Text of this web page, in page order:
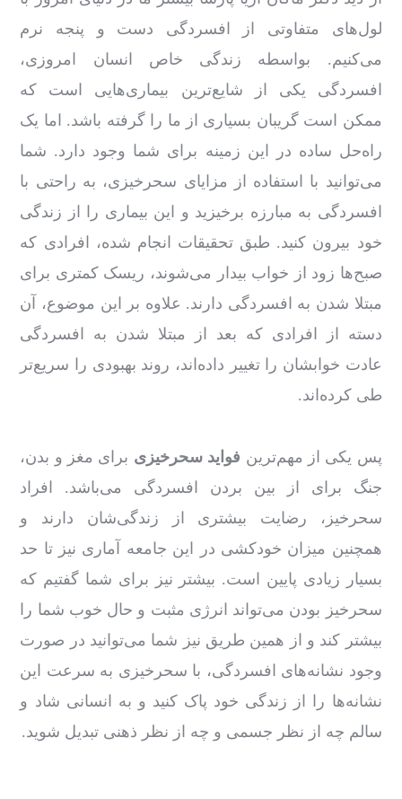
لول‌های متفاوتی از افسردگی دست‌ و پنجه نرم
می‌کنیم. بواسطه زندگی خاص انسان امروزی،
افسردگی یکی از شایع‌ترین بیماری‌هایی است که
ممکن است گریبان بسیاری از ما را گرفته باشد. اما یک
راه‌حل ساده در این زمینه برای شما وجود دارد. شما
می‌توانید با استفاده از مزایای سحرخیزی، به ‌راحتی با
افسردگی به مبارزه برخیزید و این بیماری را از زندگی
خود بیرون کنید. طبق تحقیقات انجام‌ شده، افرادی که
صبح‌ها زود از خواب بیدار می‌شوند، ریسک کمتری برای
مبتلا شدن به افسردگی دارند‌. علاوه ‌بر این موضوع، آن
دسته از افرادی که بعد از مبتلا شدن به افسردگی
عادت خوابشان را تغییر داده‌اند، روند بهبودی را سریع‌تر
طی کرده‌اند.
پس یکی از مهم‌ترین فواید سحرخیزی برای مغز و بدن،
جنگ برای از بین بردن افسردگی می‌باشد. افراد
سحرخیز، رضایت بیشتری از زندگی‌شان دارند و
همچنین میزان خودکشی در این جامعه آماری نیز تا حد
بسیار زیادی پایین است. بیشتر نیز برای شما گفتیم که
سحرخیز بودن می‌تواند انرژی مثبت و حال خوب شما را
بیشتر کند و از همین طریق نیز شما می‌توانید در صورت
وجود نشانه‌های افسردگی، با سحرخیزی به ‌سرعت این
نشانه‌ها را از زندگی‌ خود پاک کنید و به انسانی شاد و
سالم چه از نظر جسمی و چه از نظر ذهنی تبدیل شوید.